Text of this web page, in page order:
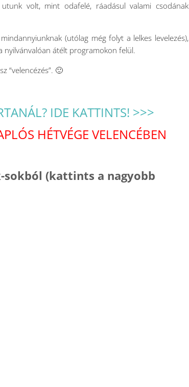
volt, mint odafelé, ráadásul valami csodának
(utólag még folyt a lelkes levelezés),
nyilvánvalóan átélt programokon felül.
“velencézés”. 🙂
IDE KATTINTS! >>>
HÉTVÉGE VELENCÉBEN
(kattints a nagyobb